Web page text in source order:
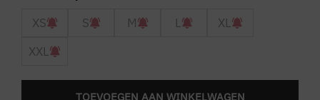
XS S M L
XL
XXL
TOEVOEGEN AAN WINKELWAGEN